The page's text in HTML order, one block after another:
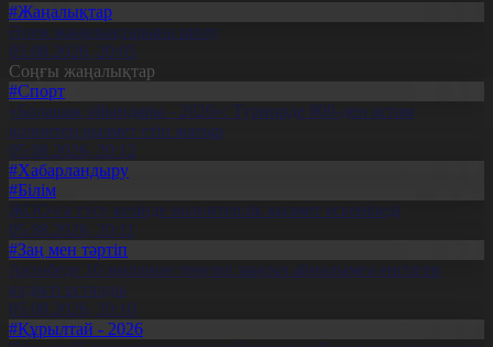
#Жаңалықтар
Әлем жаңалықтарына шолу
05.08.2026, 20:05
Соңғы жаңалықтар
#Спорт
«Болашақ ойындары - 2026»: Турнирде 800-ден астам
волонтер қызмет етіп жатыр
05.08.2026, 20:12
#Хабарландыру
#Білім
ЖОО-ға түсу кезінде волонтерлік қызмет ескеріледі
05.08.2026, 20:11
#Заң мен тәртіп
Ақтөбеде 10 миллион теңгені заңсыз айналымға енгізген
күдікті ұсталды
05.08.2026, 20:10
#Құрылтай - 2026